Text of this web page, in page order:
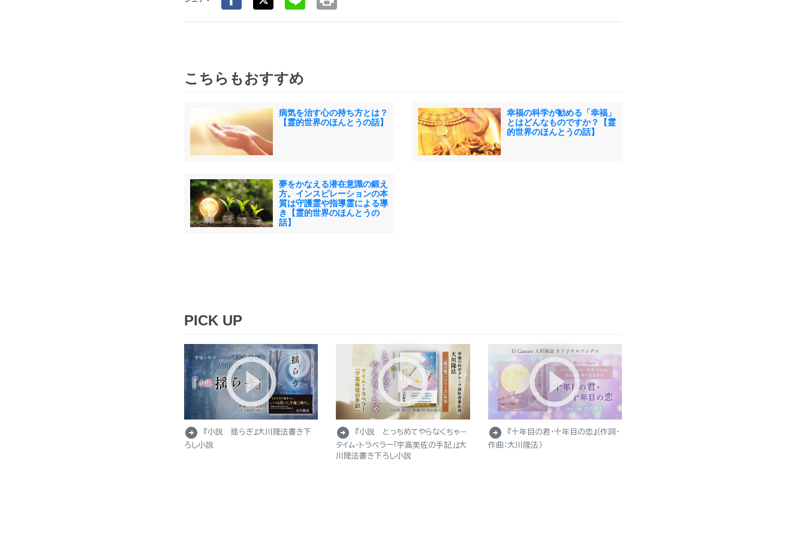
こちらもおすすめ
病気を治す心の持ち方とは？
【霊的世界のほんとうの話】
幸福の科学が勧める「幸福」
とはどんなものですか？【霊
的世界のほんとうの話】
夢をかなえる潜在意識の鍛え
方。インスピレーションの本
質は守護霊や指導霊による導
き【霊的世界のほんとうの
話】
PICK UP
arrow_circle_right
『小説 揺らぎ』大川隆法書き下
ろし小説
arrow_circle_right
『小説 とっちめてやらなくちゃ－
タイム・トラベラー「宇高美佐の手記」』大
川隆法書き下ろし小説
arrow_circle_right
『十年目の君・十年目の恋』（作詞・
作曲：大川隆法）